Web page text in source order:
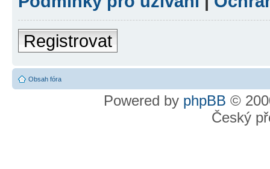
Registrovat
Obsah fóra
Powered by phpBB ©
Český